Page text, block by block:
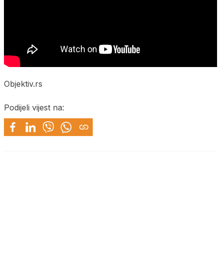
Objektiv.rs
Podijeli vijest na: